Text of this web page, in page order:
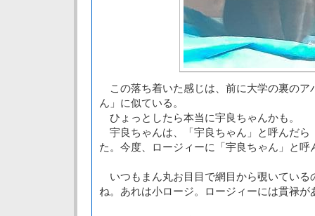
この落ち着いた感じは、前に大学の裏のア
ん」に似ている。
ひょっとしたら本当に宇良ちゃんかも。
宇良ちゃんは、「宇良ちゃん」と呼んだら
た。今度、ロージィーに「宇良ちゃん」と呼
いつもまん丸お目目で網目から覗いている
ね。あれは小ロージ。ロージィーには貫禄が